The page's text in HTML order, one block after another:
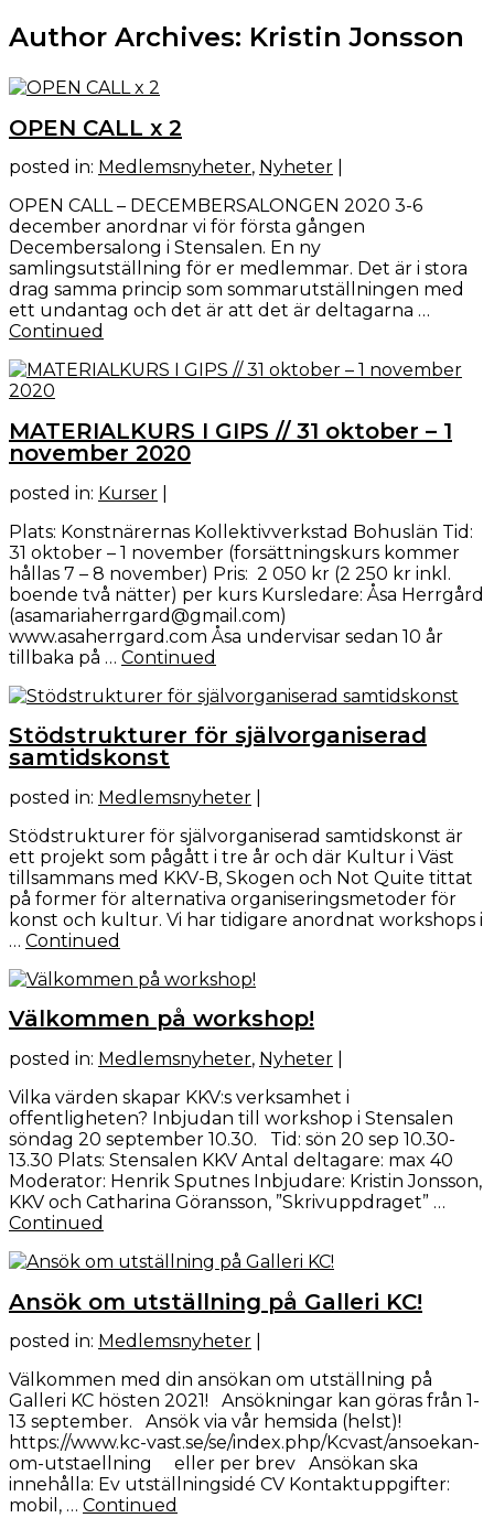
Author Archives: Kristin Jonsson
OPEN CALL x 2
posted in: Medlemsnyheter, Nyheter
OPEN CALL – DECEMBERSALONGEN 2020 3-6
december anordnar vi för första gången
Decembersalong i Stensalen. En ny
samlingsutställning för er medlemmar. Det är i stora
drag samma princip som sommarutställningen med
ett undantag och det är att det är deltagarna …
Continued
MATERIALKURS I GIPS // 31 oktober – 1
november 2020
posted in: Kurser
Plats: Konstnärernas Kollektivverkstad Bohuslän Tid:
31 oktober – 1 november (forsättningskurs kommer
hållas 7 – 8 november) Pris: 2 050 kr (2 250 kr inkl.
boende två nätter) per kurs Kursledare: Åsa Herrgård
(asamariaherrgard@gmail.com)
www.asaherrgard.com Åsa undervisar sedan 10 år
tillbaka på … Continued
Stödstrukturer för självorganiserad
samtidskonst
posted in: Medlemsnyheter
Stödstrukturer för självorganiserad samtidskonst är
ett projekt som pågått i tre år och där Kultur i Väst
tillsammans med KKV-B, Skogen och Not Quite tittat
på former för alternativa organiseringsmetoder för
konst och kultur. Vi har tidigare anordnat workshops i
… Continued
Välkommen på workshop!
posted in: Medlemsnyheter, Nyheter
Vilka värden skapar KKV:s verksamhet i
offentligheten? Inbjudan till workshop i Stensalen
söndag 20 september 10.30. Tid: sön 20 sep 10.30-
13.30 Plats: Stensalen KKV Antal deltagare: max 40
Moderator: Henrik Sputnes Inbjudare: Kristin Jonsson,
KKV och Catharina Göransson, ”Skrivuppdraget” …
Continued
Ansök om utställning på Galleri KC!
posted in: Medlemsnyheter
Välkommen med din ansökan om utställning på
Galleri KC hösten 2021! Ansökningar kan göras från 1-
13 september. Ansök via vår hemsida (helst)!
https://www.kc-vast.se/se/index.php/Kcvast/ansoekan-
om-utstaellning eller per brev Ansökan ska
innehålla: Ev utställningsidé CV Kontaktuppgifter:
mobil, … Continued